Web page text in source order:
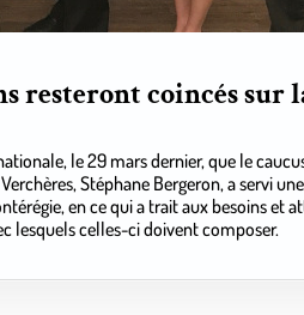
resteront coincés sur
le 29 mars dernier, que le
Stéphane Bergeron, a servi
en ce qui a trait aux besoins et
lesquels celles-ci doivent composer.